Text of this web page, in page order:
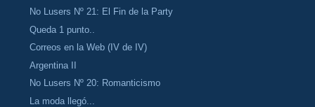
No Lusers Nº 21: El Fin de la Party
Queda 1 punto..
Correos en la Web (IV de IV)
Argentina II
No Lusers Nº 20: Romanticismo
La moda llegó...